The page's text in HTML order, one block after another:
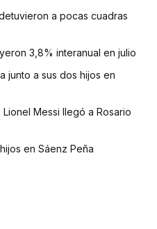
a pocas cuadras
3,8% interanual en julio
junto a sus dos hijos en
Messi llegó a Rosario
en Sáenz Peña